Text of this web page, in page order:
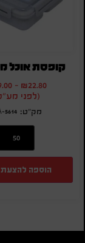
קופסת אוכל
₪22.80
-
(לפני
5614
הוספה להצעת